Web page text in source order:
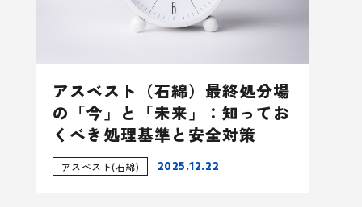
アスベスト（石綿）最終処分場
の「今」と「未来」：知ってお
くべき処理基準と安全対策
アスベスト(石綿) 2025.12.22